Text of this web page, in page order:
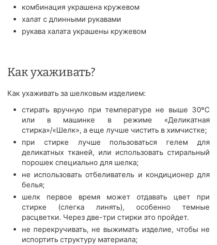
комбинация украшена кружевом
халат с длинными рукавами
рукава халата украшены кружевом
Как ухаживать?
Как ухаживать за шелковым изделием:
стирать вручную при температуре не выше 30ºС
или в машинке в режиме «Деликатная
стирка»/«Шелк», а еще лучше чистить в химчистке;
при стирке лучше пользоваться гелем для
деликатных тканей, или использовать стиральный
порошек специально для шелка;
не использовать отбеливатель и кондиционер для
белья;
шелк первое время может отдавать цвет при
стирке (слегка линять), особенно темные
расцветки. Через две-три стирки это пройдет.
не перекручивать, не выжимать изделие, чтобы не
испортить структуру материала;